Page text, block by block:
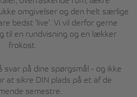
omgivelser og den helt særlige
bedst 'live'. Vi vil derfor gerne
til en rundvisning og en lækker
frokost.
svar på dine spørgsmål - og ikke
at sikre DIN plads på et af de
semestre.